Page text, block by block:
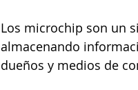
Los microchip son un
almacenando
dueños y medios de